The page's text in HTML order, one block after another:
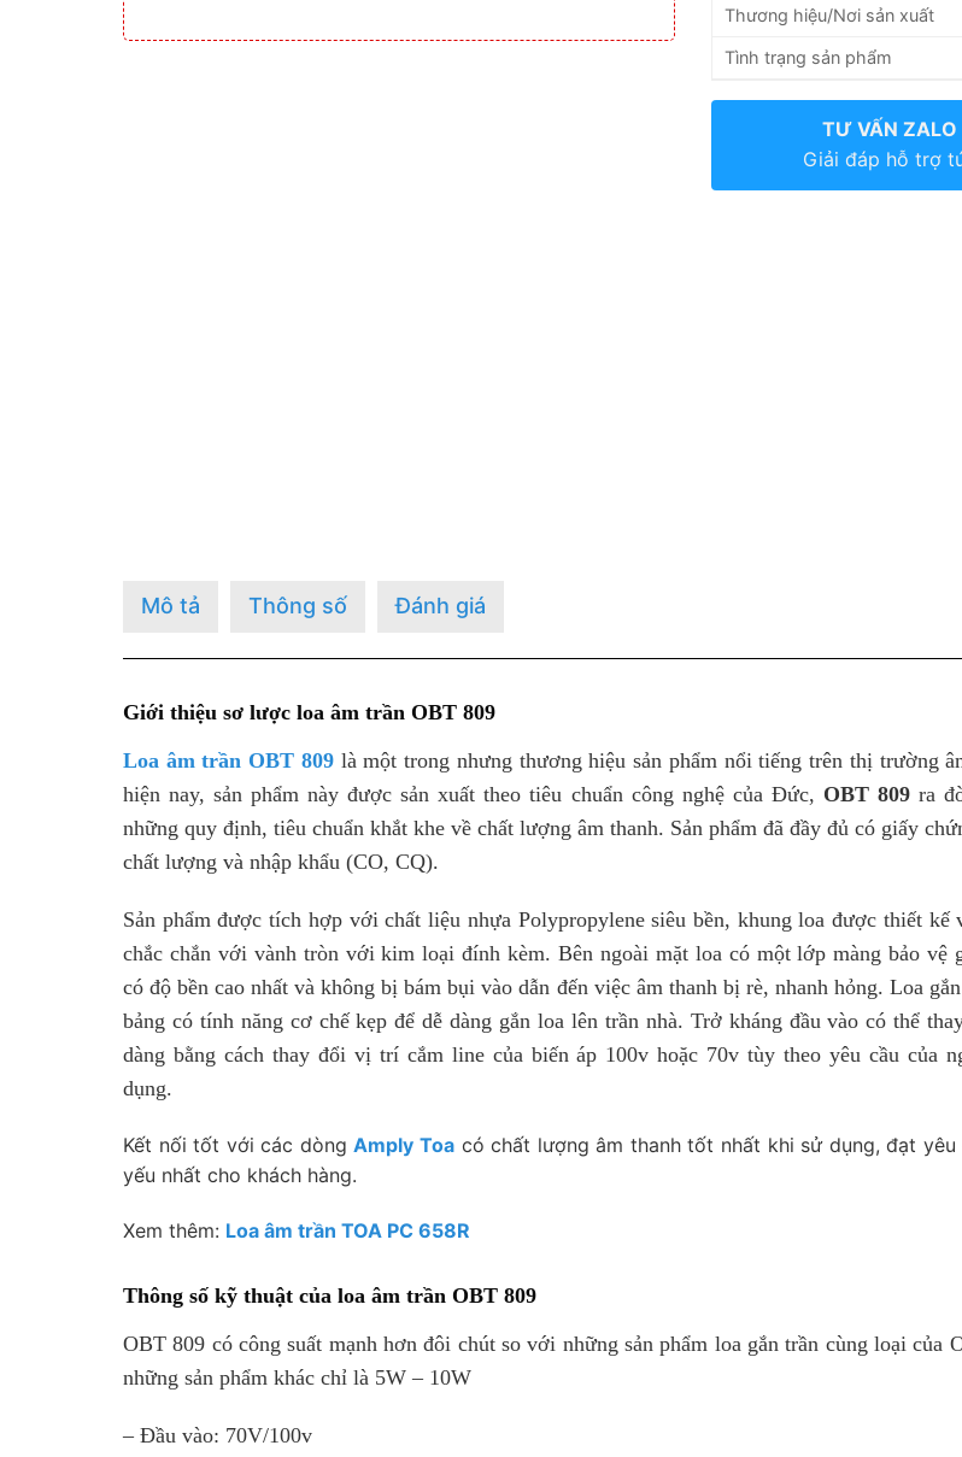
Thương hiệu/Nơi sản xuất
Tình trạng sản phẩm
TƯ VẤN ZALO
Giải đáp hỗ trợ
Mô tả Thông số Đánh giá
Giới thiệu sơ lược loa âm trần OBT 809
Loa âm trần OBT 809là một trong nhưng thương hiệu sản phẩm nổi tiếng trên thị trường
hiện nay, sản phẩm này được sản xuất theo tiêu chuẩn công nghệ của Đức, OBT 809ra
những quy định, tiêu chuẩn khắt khe về chất lượng âm thanh. Sản phẩm đã đầy đủ có giấy
chất lượng và nhập khẩu (CO, CQ).
Sản phẩm được tích hợp với chất liệu nhựa Polypropylene siêu bền, khung loa được thiết kế
chắc chắn với vành tròn với kim loại đính kèm. Bên ngoài mặt loa có một lớp màng bảo vệ
có độ bền cao nhất và không bị bám bụi vào dẫn đến việc âm thanh bị rè, nhanh hỏng. Loa
bảng có tính năng cơ chế kẹp để dễ dàng gắn loa lên trần nhà. Trở kháng đầu vào có thể
dàng bằng cách thay đổi vị trí cắm line của biến áp 100v hoặc 70v tùy theo yêu cầu của
dụng.
Kết nối tốt với các dòngAmply Toa có chất lượng âm thanh tốt nhất khi sử dụng, đạt yêu
yếu nhất cho khách hàng.
Xem thêm: Loa âm trần TOA PC 658R
Thông số kỹ thuật của loa âm trần OBT 809
OBT 809 có công suất mạnh hơn đôi chút so với những sản phẩm loa gắn trần cùng loại của
những sản phẩm khác chỉ là 5W – 10W
– Đầu vào: 70V/100v